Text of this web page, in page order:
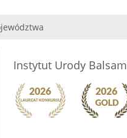
Instytut Urody Balsam